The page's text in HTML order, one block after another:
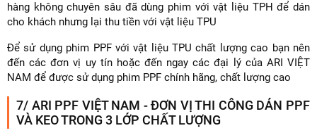
hàng không chuyên sâu đã dùng phim với vật liệu TPH để dán
cho khách nhưng lại thu tiền với vật liệu TPU
Để sử dụng phim PPF với vật liệu TPU chất lượng cao bạn nên
đến các đơn vị uy tín hoặc đến ngay các đại lý của ARI VIỆT
NAM để được sử dụng phim PPF chính hãng, chất lượng cao
7/ ARI PPF VIỆT NAM - ĐƠN VỊ THI CÔNG DÁN PPF
VÀ KEO TRONG 3 LỚP CHẤT LƯỢNG